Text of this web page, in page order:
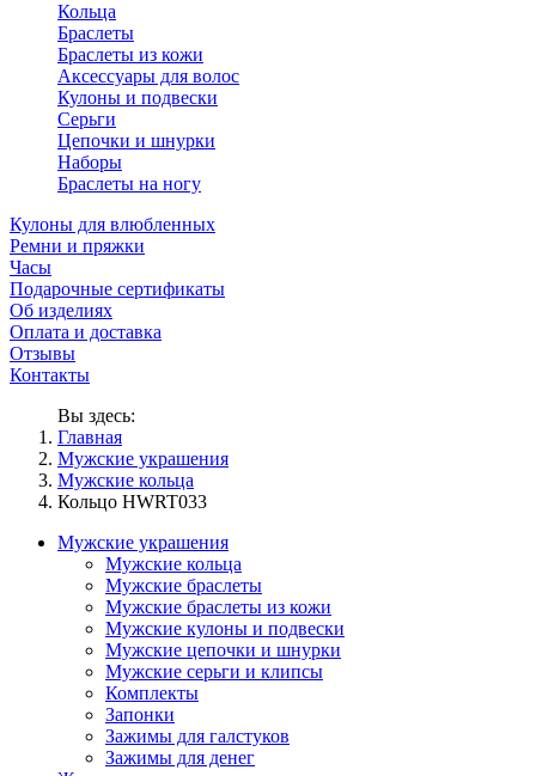
Кольца
Браслеты
Браслеты из кожи
Аксессуары для волос
Кулоны и подвески
Серьги
Цепочки и шнурки
Наборы
Браслеты на ногу
Кулоны для влюбленных
Ремни и пряжки
Часы
Подарочные сертификаты
Об изделиях
Оплата и доставка
Отзывы
Контакты
Вы здесь:
Главная
Мужские украшения
Мужские кольца
Кольцо HWRT033
Мужские украшения
Мужские кольца
Мужские браслеты
Мужские браслеты из кожи
Мужские кулоны и подвески
Мужские цепочки и шнурки
Мужские серьги и клипсы
Комплекты
Запонки
Зажимы для галстуков
Зажимы для денег